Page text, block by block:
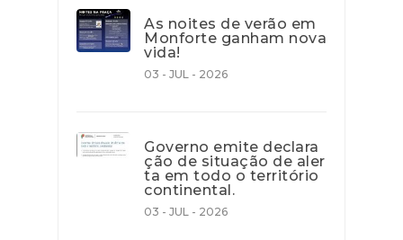
As noites de verão em
Monforte ganham nova
vida!
03 - JUL - 2026
Governo emite declara
ção de situação de aler
ta em todo o território
continental.
03 - JUL - 2026